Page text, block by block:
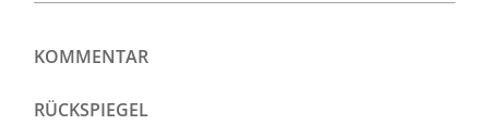
KOMMENTAR
RÜCKSPIEGEL